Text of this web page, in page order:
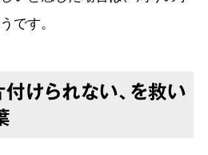
です。
付けられない、を救い